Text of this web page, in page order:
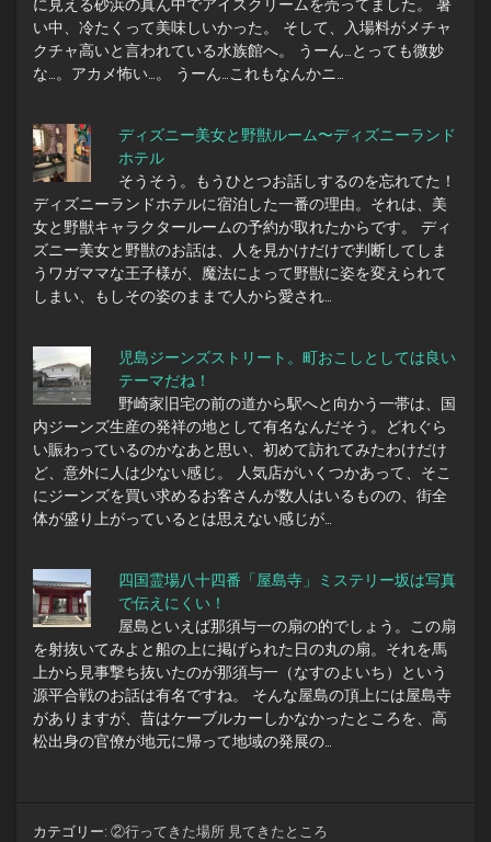
に見える砂浜の真ん中でアイスクリームを売ってました。 暑
い中、冷たくって美味しいかった。 そして、入場料がメチャ
クチャ高いと言われている水族館へ。 うーん…とっても微妙
な…。アカメ怖い…。 うーん…これもなんかニ…
ディズニー美女と野獣ルーム〜ディズニーランド
ホテル
そうそう。もうひとつお話しするのを忘れてた！
ディズニーランドホテルに宿泊した一番の理由。それは、美
女と野獣キャラクタールームの予約が取れたからです。 ディ
ズニー美女と野獣のお話は、人を見かけだけで判断してしま
うワガママな王子様が、魔法によって野獣に姿を変えられて
しまい、もしその姿のままで人から愛され…
児島ジーンズストリート。町おこしとしては良い
テーマだね！
野崎家旧宅の前の道から駅へと向かう一帯は、国
内ジーンズ生産の発祥の地として有名なんだそう。どれぐら
い賑わっているのかなあと思い、初めて訪れてみたわけだけ
ど、意外に人は少ない感じ。 人気店がいくつかあって、そこ
にジーンズを買い求めるお客さんが数人はいるものの、街全
体が盛り上がっているとは思えない感じが…
四国霊場八十四番「屋島寺」ミステリー坂は写真
で伝えにくい！
屋島といえば那須与一の扇の的でしょう。この扇
を射抜いてみよと船の上に掲げられた日の丸の扇。それを馬
上から見事撃ち抜いたのが那須与一（なすのよいち）という
源平合戦のお話は有名ですね。 そんな屋島の頂上には屋島寺
がありますが、昔はケーブルカーしかなかったところを、高
松出身の官僚が地元に帰って地域の発展の…
カテゴリー: ②行ってきた場所 見てきたところ